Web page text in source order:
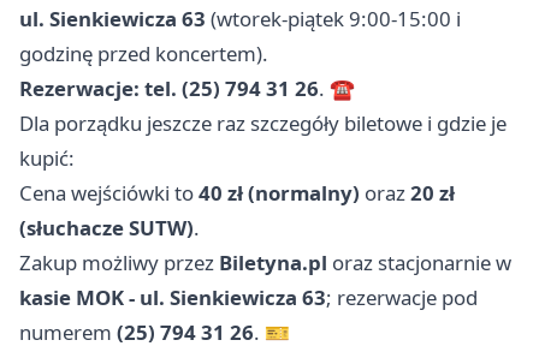
ul. Sienkiewicza 63 (wtorek-piątek 9:00-15:00 i
godzinę przed koncertem).
Rezerwacje: tel. (25) 794 31 26. ☎️
Dla porządku jeszcze raz szczegóły biletowe i gdzie je
kupić:
Cena wejściówki to40 zł (normalny) oraz20 zł
(słuchacze SUTW).
Zakup możliwy przez Biletyna.pl oraz stacjonarnie w
kasie MOK - ul. Sienkiewicza 63; rezerwacje pod
numerem (25) 794 31 26. 🎫